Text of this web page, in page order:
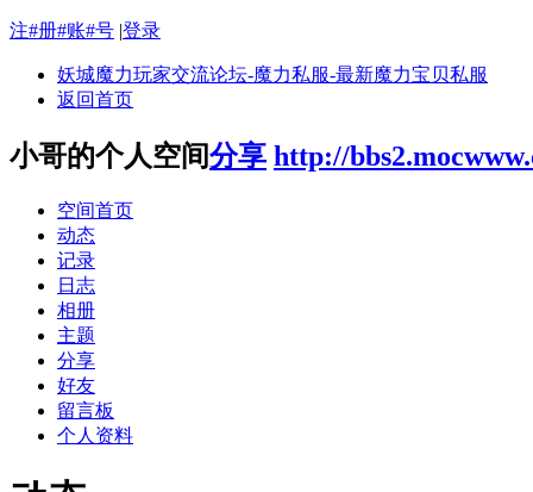
注#册#账#号 |登录
妖城魔力玩家交流论坛-魔力私服-最新魔力宝贝私服
返回首页
小哥的个人空间分享 http://
空间首页
动态
记录
日志
相册
主题
分享
好友
留言板
个人资料